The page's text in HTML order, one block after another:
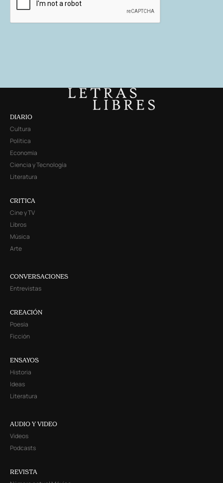
DIARIO
Cultura
Política
Economía
Ciencia y Tecnología
Literatura
CRITICA
Cine y TV
Libros
Música
Arte
CONVERSACIONES
Entrevistas
CREACIÓN
Poesía
Ficción
ENSAYOS
Historia
Ideas
Literatura
AUDIO Y VIDEO
Videos
Podcasts
REVISTA